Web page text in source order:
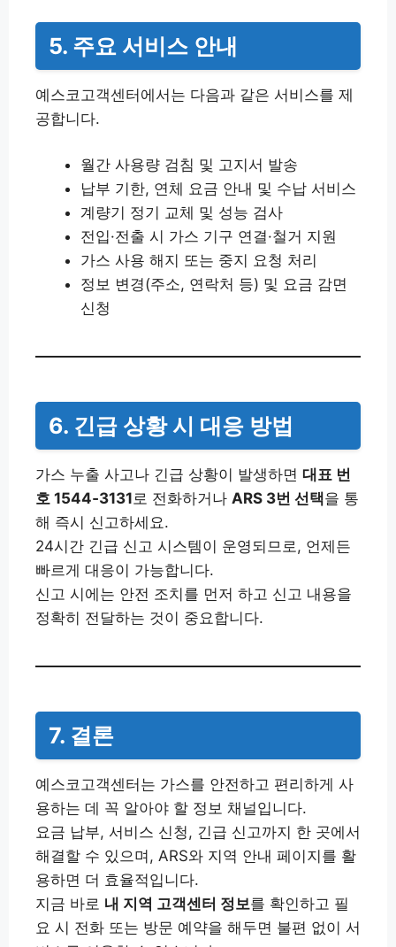
5. 주요 서비스 안내
예스코고객센터에서는 다음과 같은 서비스를 제
공합니다.
월간 사용량 검침 및 고지서 발송
납부 기한, 연체 요금 안내 및 수납 서비스
계량기 정기 교체 및 성능 검사
전입·전출 시 가스 기구 연결·철거 지원
가스 사용 해지 또는 중지 요청 처리
정보 변경(주소, 연락처 등) 및 요금 감면
신청
6. 긴급 상황 시 대응 방법
가스 누출 사고나 긴급 상황이 발생하면 대표 번
호 1544‑3131 로 전화하거나 ARS 3번 선택을 통
해 즉시 신고하세요.
24시간 긴급 신고 시스템이 운영되므로, 언제든
빠르게 대응이 가능합니다.
신고 시에는 안전 조치를 먼저 하고 신고 내용을
정확히 전달하는 것이 중요합니다.
7. 결론
예스코고객센터는 가스를 안전하고 편리하게 사
용하는 데 꼭 알아야 할 정보 채널입니다.
요금 납부, 서비스 신청, 긴급 신고까지 한 곳에서
해결할 수 있으며, ARS와 지역 안내 페이지를 활
용하면 더 효율적입니다.
지금 바로 내 지역 고객센터 정보를 확인하고 필
요 시 전화 또는 방문 예약을 해두면 불편 없이 서